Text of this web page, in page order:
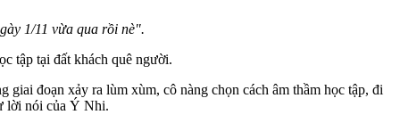
1/11 vừa qua rồi nè".
tập tại đất khách quê người.
đoạn xảy ra lùm xùm, cô nàng chọn cách âm thầm học tập, đi
lời nói của Ý Nhi.